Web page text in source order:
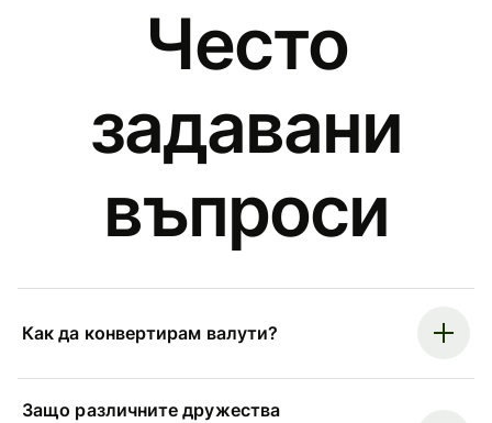
Често
задавани
въпроси
Как да конвертирам валути?
Защо различните дружества